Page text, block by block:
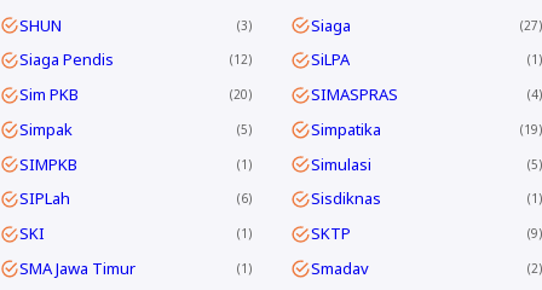
SHUN
3 Siaga 27
Siaga Pendis 12 SiLPA 1
Sim PKB 20 SIMASPRAS 4
Simpak 5 Simpatika 19
SIMPKB 1 Simulasi 5
SIPLah 6 Sisdiknas 1
SKI 1 SKTP 9
SMA Jawa Timur 1 Smadav 2